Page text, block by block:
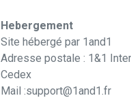
Hebergement
Site hébergé par 1and1
Adresse postale : 1&1
Cedex
Mail :support@1and1.fr